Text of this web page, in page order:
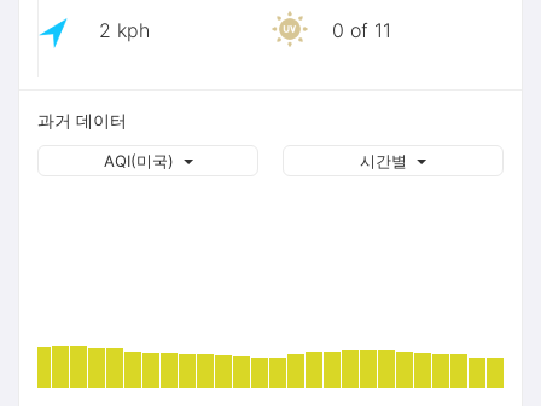
2 kph 0 of 11
과거 데이터
시간별
AQI(미국)